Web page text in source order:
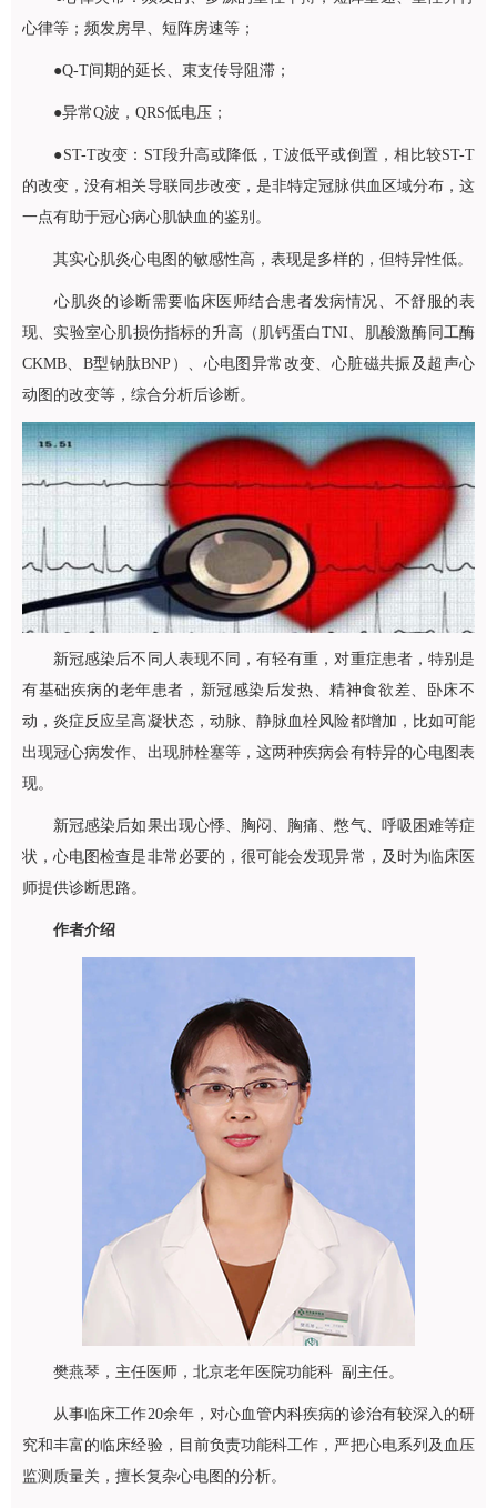
心律等；频发房早、短阵房速等；
●Q-T间期的延长、束支传导阻滞；
●异常Q波，QRS低电压；
●ST-T改变：ST段升高或降低，T波低平或倒置，相比较ST-T
的改变，没有相关导联同步改变，是非特定冠脉供血区域分布，这
一点有助于冠心病心肌缺血的鉴别。
其实心肌炎心电图的敏感性高，表现是多样的，但特异性低。
心肌炎的诊断需要临床医师结合患者发病情况、不舒服的表
现、实验室心肌损伤指标的升高（肌钙蛋白TNI、肌酸激酶同工酶
CKMB、B型钠肽BNP）、心电图异常改变、心脏磁共振及超声心
动图的改变等，综合分析后诊断。
新冠感染后不同人表现不同，有轻有重，对重症患者，特别是
有基础疾病的老年患者，新冠感染后发热、精神食欲差、卧床不
动，炎症反应呈高凝状态，动脉、静脉血栓风险都增加，比如可能
出现冠心病发作、出现肺栓塞等，这两种疾病会有特异的心电图表
现。
新冠感染后如果出现心悸、胸闷、胸痛、憋气、呼吸困难等症
状，心电图检查是非常必要的，很可能会发现异常，及时为临床医
师提供诊断思路。
作者介绍
樊燕琴 ，主任医师，北京老年医院功能科 副主任。
从事临床工作20余年，对心血管内科疾病的诊治有较深入的研
究和丰富的临床经验，目前负责功能科工作，严把心电系列及血压
监测质量关，擅长复杂心电图的分析。